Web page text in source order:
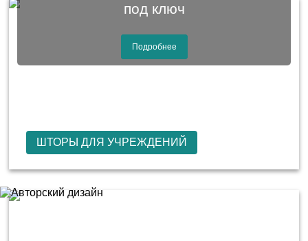
под ключ
Подробнее
ШТОРЫ ДЛЯ УЧРЕЖДЕНИЙ